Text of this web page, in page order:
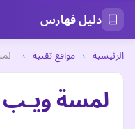
دليل فهارس
الرئيسية › مواقع تقنية ›
لمسة ويـب